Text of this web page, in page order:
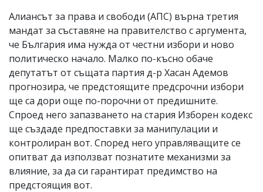
сигнализирайте
Алиансът за права и свободи (АПС) върна третия
мандат за съставяне на правителство с аргумента,
че България има нужда от честни избори и ново
политическо начало. Малко по-късно обаче
депутатът от същата партия д-р Хасан Адемов
прогнозира, че предстоящите предсрочни избори
ще са дори още по-порочни от предишните.
Спроед него запазването на стария Изборен кодекс
ще създаде предпоставки за манипулации и
контролиран вот. Според него управляващите се
опитват да използват познатите механизми за
влияние, за да си гарантират предимство на
предстоящия вот.